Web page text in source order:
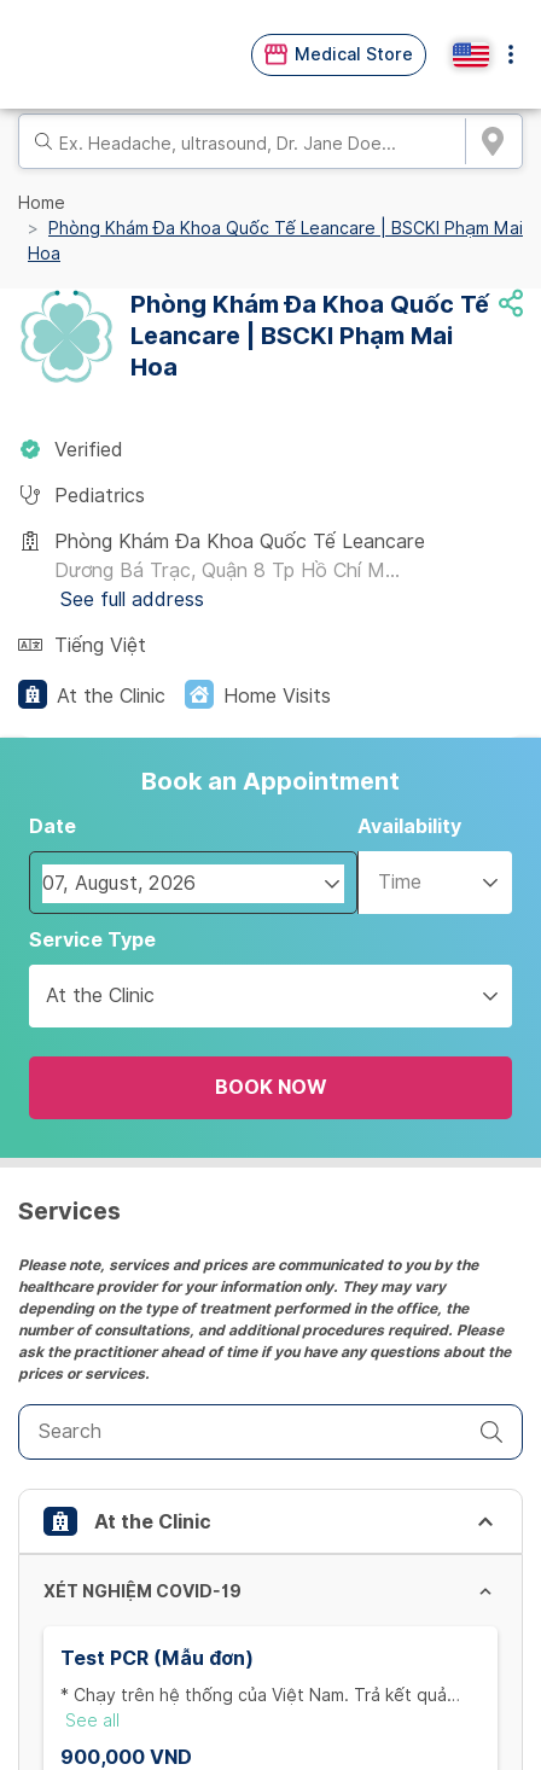
Medical Store
Home
Phòng Khám Đa Khoa Quốc Tế Leancare | BSCKI Phạm Mai
Hoa
Phòng Khám Đa Khoa Quốc Tế
Leancare | BSCKI Phạm Mai
Hoa
Verified
Pediatrics
Phòng Khám Đa Khoa Quốc Tế Leancare
Dương Bá Trạc, Quận 8 Tp Hồ Chí M...
See full address
Tiếng Việt
At the Clinic Home Visits
Book an Appointment
Date
Navigate
forward
interact
with
the
and
date.
the
question
mark
key
to
get
the
keyboard
shortcuts
for
changing
dates.
Availability
Time
Service Type
At the Clinic
BOOK NOW
Services
Please note, services and prices are communicated to you by the
healthcare provider for your information only. They may vary
depending on the type of treatment performed in the office, the
number of consultations, and additional procedures required. Please
ask the practitioner ahead of time if you have any questions about the
prices or services.
At the Clinic
XÉT NGHIỆM COVID-19
Test PCR (Mẫu đơn)
* Chạy trên hệ thống của Việt Nam. Trả kết quả
trong 24 giờ + thời gian di chuyển từ khách hàng về
phòng khám
See all
900,000 VND